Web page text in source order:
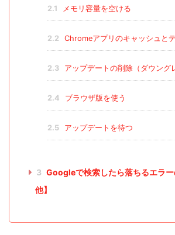
2.1 メモリ容量を空ける
2.2 Chromeアプリのキャッシュと
2.3 アップデートの削除（ダウング
2.4 ブラウザ版を使う
2.5 アップデートを待つ
3 Googleで検索したら落ちるエラ
他】